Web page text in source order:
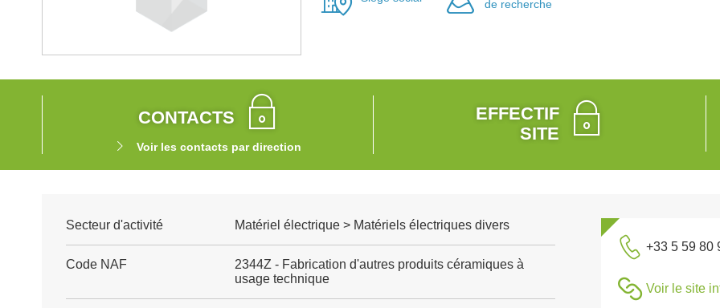
de recherche
CONTACTS
Voir les contacts par direction
EFFECTIF
SITE
Secteur d'activité Matériel électrique > Matériels électriques divers
Code NAF
2344Z - Fabrication d'autres produits céramiques à
usage technique
+33 5 59 80
Voir le site